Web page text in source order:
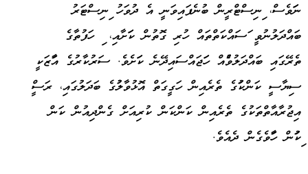
ނަމަވެސް، މިނިސްޓްރީން ބުނެފައިވަނީ އެ ދުވަހު މިނިސްޓަރު
ބައްދަލުނުވީ މަސައްކަތްތައް ހުރި ގޮތުން ކަމަށާއި، މި ހަފުތާގެ
ތެރޭގައި ބައްދަލުވުމެއް ހަމަޖައްސައިދޭނެ ކަމަށެވެ. ސަރުކާރުގެ އަމާޒަކީ
ސިޔާސީ ކަންކަމުގެ ތެރެއިން ހަގީގަތް އޮޅުވާލުމުގެ ބަދަލުގައި، ރަސްމީ
އިޖުރާއާތްތަކުގެ ތެރެއިން ކަންކަން ކުރިއަށް ގެންދިއުން ކަން
މިކަމުން ހާމަވެގެން ދެއެވެ.